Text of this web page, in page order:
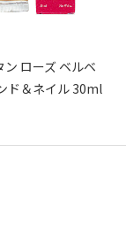
ン ローズ ベルベ
ド＆ネイル 30ml